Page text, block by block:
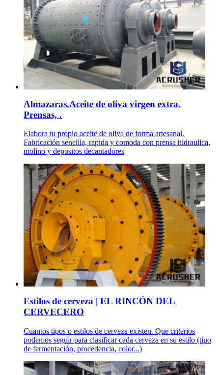
Almazaras.Aceite de oliva virgen extra.
Prensas, .
Elabora tu propio aceite de oliva de forma artesanal.
Fabricación sencilla, rapida y comoda con prensa hidraulica,
molino y depositos decantadores
Estilos de cerveza | EL RINCÓN DEL
CERVECERO
Cuantos tipos o estilos de cerveza existen. Que criterios
podemos seguir para clasificar cada cerveza en su estilo (tipo
de fermentación, procedencia, color...)